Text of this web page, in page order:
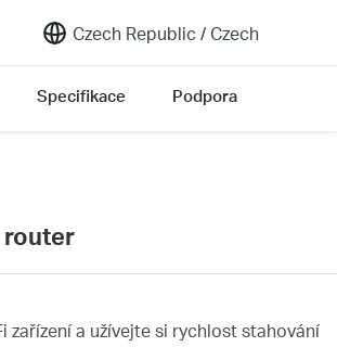
Czech Republic / Czech
Specifikace Podpora
router
a užívejte si rychlost stahování